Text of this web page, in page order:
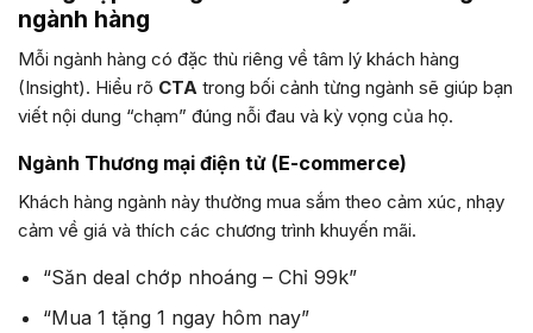
ngành hàng
Mỗi ngành hàng có đặc thù riêng về tâm lý khách hàng
(Insight). Hiểu rõ CTA trong bối cảnh từng ngành sẽ giúp bạn
viết nội dung “chạm” đúng nỗi đau và kỳ vọng của họ.
Ngành Thương mại điện tử (E-commerce)
Khách hàng ngành này thường mua sắm theo cảm xúc, nhạy
cảm về giá và thích các chương trình khuyến mãi.
“Săn deal chớp nhoáng – Chỉ 99k”
“Mua 1 tặng 1 ngay hôm nay”